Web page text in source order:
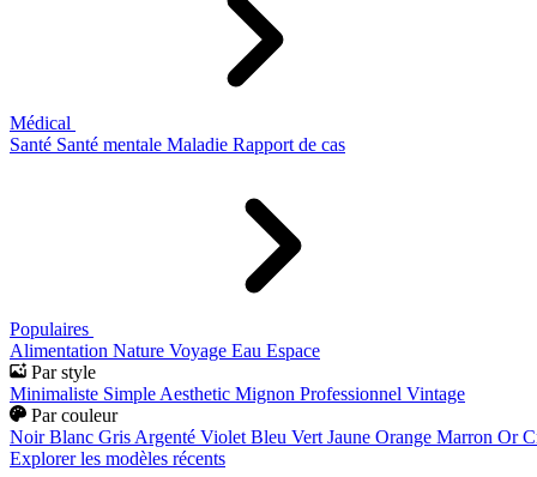
Médical
Santé Santé mentale Maladie Rapport de cas
Populaires
Alimentation Nature Voyage Eau Espace
Par style
Minimaliste Simple Aesthetic Mignon Professionnel Vintage
Par couleur
Noir Blanc Gris Argenté Violet Bleu Vert Jaune Orange Marron Or
Explorer les modèles récents